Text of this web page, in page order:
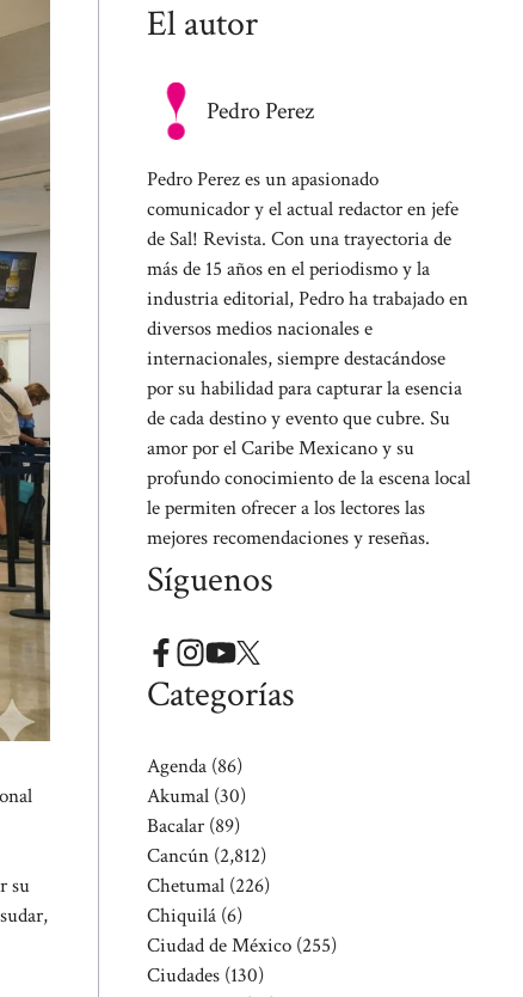
su
El autor
Pedro Perez
Pedro Perez es un apasionado
comunicador y el actual redactor en jefe
de Sal! Revista. Con una trayectoria de
más de 15 años en el periodismo y la
industria editorial, Pedro ha trabajado en
diversos medios nacionales e
internacionales, siempre destacándose
por su habilidad para capturar la esencia
de cada destino y evento que cubre. Su
amor por el Caribe Mexicano y su
profundo conocimiento de la escena local
le permiten ofrecer a los lectores las
mejores recomendaciones y reseñas.
Síguenos
Categorías
Agenda (86)
Akumal (30)
Bacalar (89)
Cancún (2,812)
Chetumal (226)
Chiquilá (6)
Ciudad de México (255)
Ciudades (130)